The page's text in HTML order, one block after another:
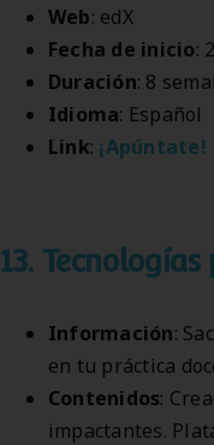
Web: edX
Fecha de inicio:
Duración: 8
Idioma: Español
Link: ¡Apúntate!
13.
Información:
en tu práctica
Contenidos:
impactantes.